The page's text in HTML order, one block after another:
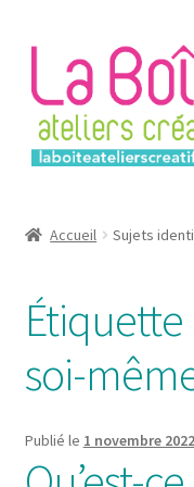
la
navigation
contenu
Login
Password Reset
Register
Accueil Sujets
Étiquette
soi-
Publié le 1 novembre 2022